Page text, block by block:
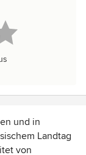
und in
Landtag
von